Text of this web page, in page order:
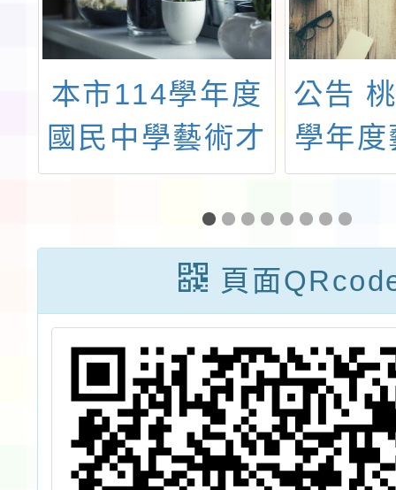
本市114學年度
國民中學藝術才
能音樂班鑑定招
生簡章暨本市
114學年度國民
中學藝術才能國
樂班鑑定招生簡
章
公告
學年
音樂
招生
科測
頁面